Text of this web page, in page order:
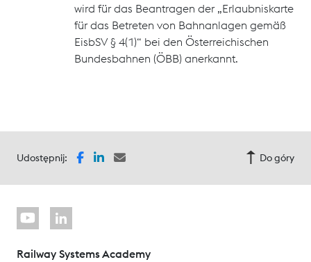
wird für das Beantragen der „Erlaubniskarte
für das Betreten von Bahnanlagen gemäß
EisbSV § 4(1)“ bei den Österreichischen
Bundesbahnen (ÖBB) anerkannt.
Udostępnij: Do góry
Railway Systems Academy